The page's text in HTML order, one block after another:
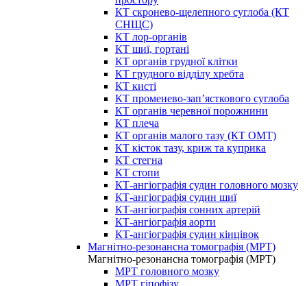
КТ скронево-щелепного суглоба (КТ
СНЩС)
КТ лор-органів
КТ шиї, гортані
КТ органів грудної клітки
КТ грудного відділу хребта
КТ кисті
КТ променево-зап’ясткового суглоба
КТ органів черевної порожнини
КТ плеча
КТ органів малого тазу (КТ ОМТ)
КТ кісток тазу, криж та куприка
КТ стегна
КТ стопи
КТ-ангіографія судин головного мозку
КТ-ангіографія судин шиї
КТ-ангіографія сонних артерій
КТ-ангіографія аорти
КТ-ангіографія судин кінцівок
Магнітно-резонансна томографія (МРТ)
Магнітно-резонансна томографія (МРТ)
МРТ головного мозку
МРТ гіпофізу